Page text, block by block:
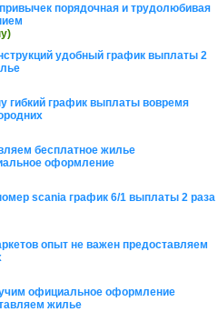
порядочная и трудолюбивая
удобный график выплаты 2
гибкий график выплаты вовремя
бесплатное жилье
оформление
scania график 6/1 выплаты 2 раза
опыт не важен предоставляем
официальное оформление
жилье